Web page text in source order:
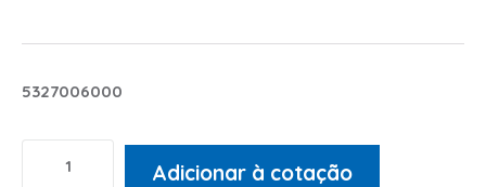
5327006000
Adicionar à cotação